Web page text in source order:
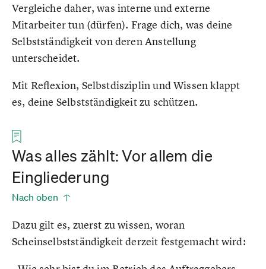
Vergleiche daher, was interne und externe
Mitarbeiter tun (dürfen). Frage dich, was deine
Selbstständigkeit von deren Anstellung
unterscheidet.
Mit Reflexion, Selbstdisziplin und Wissen klappt
es, deine Selbstständigkeit zu schützen.
Was alles zählt: Vor allem die
Eingliederung
Nach oben
Dazu gilt es, zuerst zu wissen, woran
Scheinselbstständigkeit derzeit festgemacht wird: